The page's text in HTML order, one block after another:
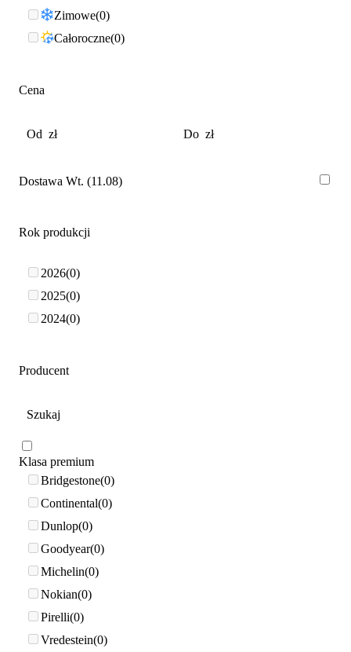
Zimowe 0
Całoroczne 0
Cena
Dostawa Wt. (11.08)
Rok produkcji
2026 0
2025 0
2024 0
Producent
Klasa premium
Bridgestone 0
Continental 0
Dunlop 0
Goodyear 0
Michelin 0
Nokian 0
Pirelli 0
Vredestein 0